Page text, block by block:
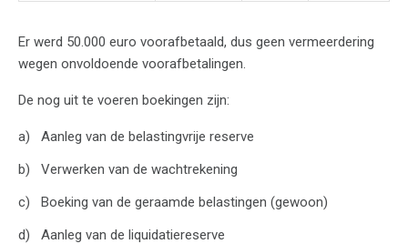
Er werd 50.000 euro voorafbetaald, dus geen vermeerdering
wegen onvoldoende voorafbetalingen.
De nog uit te voeren boekingen zijn:
Aanleg van de belastingvrije reserve
Verwerken van de wachtrekening
Boeking van de geraamde belastingen (gewoon)
Aanleg van de liquidatiereserve